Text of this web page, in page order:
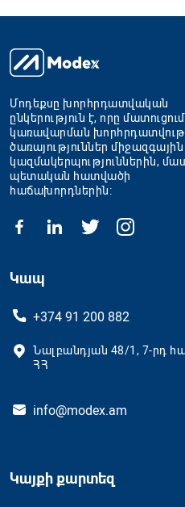
Մոդեքսը խորհրդատվական
ընկերություն է, որը
կառավարման
ծառայություններ միջազգային
կազմակերպություններին,
պետական հատվածի
հաճախորդներին։
Կապ
+374 91 200 882
Նալբանդյան 48/1, 7-րդ
ՀՀ
info@modex.am
Կայքի քարտեզ